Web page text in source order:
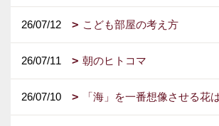
26/07/12 こども部屋の考え方
26/07/11 朝のヒトコマ
26/07/10 「海」を一番想像させる花